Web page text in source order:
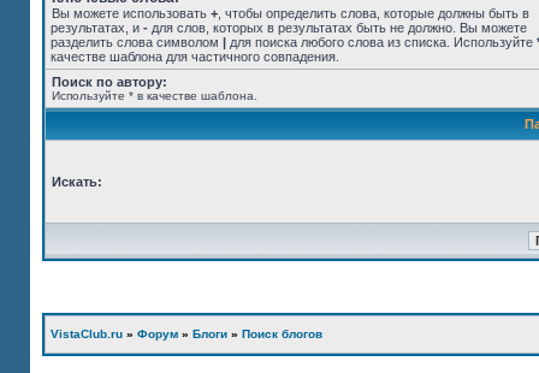
Вы можете использовать + , чтобы определить слова, которые должны быть в
результатах, и - для слов, которых в результатах быть не должно. Вы можете
разделить слова символом | для поиска любого слова из списка. Используйте
качестве шаблона для частичного совпадения.
Поиск по автору:
Используйте * в качестве шаблона.
Искать:
VistaClub.ru » Форум » Блоги » Поиск блогов